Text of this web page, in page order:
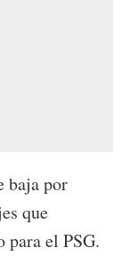
baja por
que
para el PSG.